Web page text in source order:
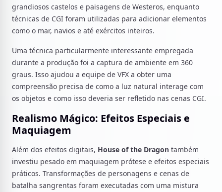
grandiosos castelos e paisagens de Westeros, enquanto
técnicas de CGI foram utilizadas para adicionar elementos
como o mar, navios e até exércitos inteiros.
Uma técnica particularmente interessante empregada
durante a produção foi a captura de ambiente em 360
graus. Isso ajudou a equipe de VFX a obter uma
compreensão precisa de como a luz natural interage com
os objetos e como isso deveria ser refletido nas cenas CGI.
Realismo Mágico: Efeitos Especiais e
Maquiagem
Além dos efeitos digitais, House of the Dragon também
investiu pesado em maquiagem prótese e efeitos especiais
práticos. Transformações de personagens e cenas de
batalha sangrentas foram executadas com uma mistura